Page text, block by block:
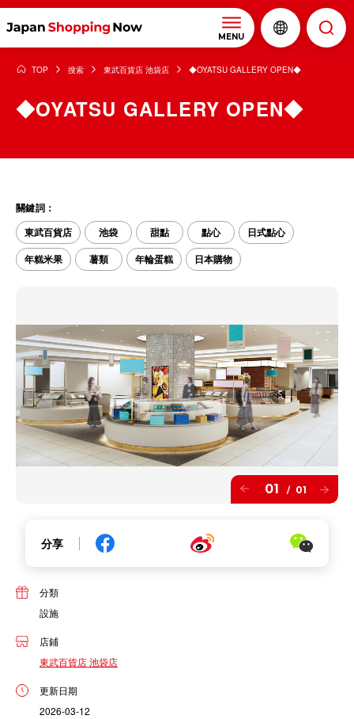
MENU
TOP 搜索 東武百貨店 池袋店 ◆OYATSU GALLERY OPEN◆
◆OYATSU GALLERY OPEN◆
關鍵詞：
東武百貨店
池袋 甜點 點心
日式點心
年糕米果
薯類 年輪蛋糕 日本購物
01 / 01
分享
分類
設施
店鋪
東武百貨店 池袋店
更新日期
2026-03-12